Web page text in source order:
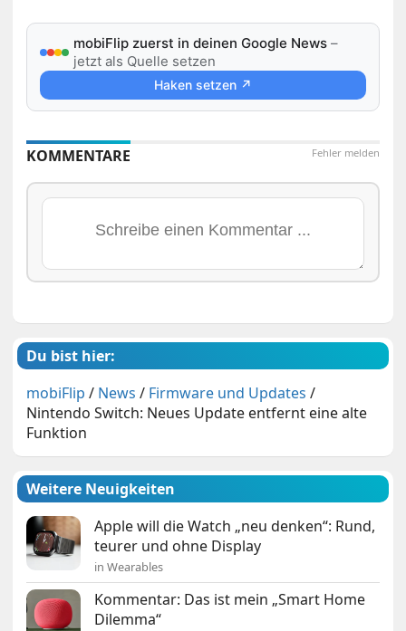
mobiFlip zuerst in deinen Google News –
jetzt als Quelle setzen
Haken setzen ↗
Fehler melden
KOMMENTARE
Du bist hier:
mobiFlip / News / Firmware und Updates /
Nintendo Switch: Neues Update entfernt eine alte
Funktion
Weitere Neuigkeiten
Apple will die Watch „neu denken“: Rund,
teurer und ohne Display
in Wearables
Kommentar: Das ist mein „Smart Home
Dilemma“